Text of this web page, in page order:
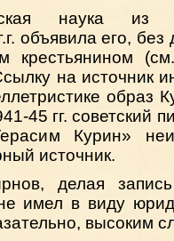
наука из
объявила его, без
крестьянином
на источник
образ
45 гг. советский
Курин»
источник.
делая
имел в виду
высоким